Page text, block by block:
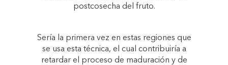
postcosecha del fruto.
Sería la primera vez en estas regiones que
se usa esta técnica, el cual contribuiría a
retardar el proceso de maduración y de